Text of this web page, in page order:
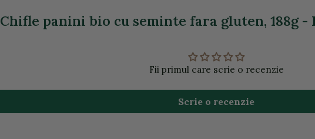
Chifle panini bio cu seminte fara gluten, 188g
Fii primul care scrie o recenzie
Scrie o recenzie